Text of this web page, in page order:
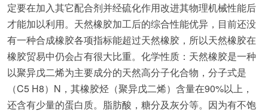
定要在加入其它配合剂并经硫化作用改进其物理机械性能后
才能加以利用。天然橡胶加工后的综合性能优异，目前还没
有一种合成橡胶各项指标能超过天然橡胶，所以天然橡胶在
橡胶贸易中仍会占有很大比重。化学性质：天然橡胶是一种
以聚异戊二烯为主要成分的天然高分子化合物，分子式是
（C5 H8）N，其橡胶烃（聚异戊二烯）含量在90%以上，
还含有少量的蛋白质。脂肪酸，糖分及灰分等。因为有不饱